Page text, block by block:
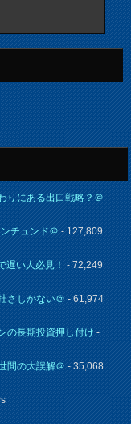
りにある出口戦略？＠-
チュンド＠- 127,809
遅い人必見！- 72,249
さしかない＠- 61,974
の長期投資押し付け-
間の大誤解＠- 35,068